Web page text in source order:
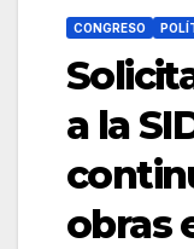
CONGRESO
a la
obras